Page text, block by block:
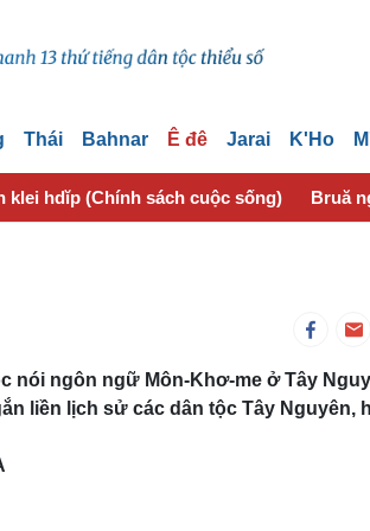
Thái Bahnar Ê đê Jarai K'Ho
klei hdĭp (Chính sách cuộc sống) Bruă
nói ngôn ngữ Môn-Khơ-me ở Tây
liền lịch sử các dân tộc Tây Nguyên,